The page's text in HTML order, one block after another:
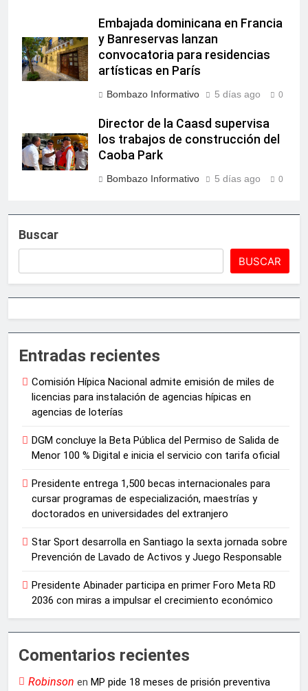
Embajada dominicana en Francia
y Banreservas lanzan
convocatoria para residencias
artísticas en París
Bombazo Informativo 5 días ago 0
Director de la Caasd supervisa
los trabajos de construcción del
Caoba Park
Bombazo Informativo 5 días ago 0
Buscar
BUSCAR
Entradas recientes
Comisión Hípica Nacional admite emisión de miles de
licencias para instalación de agencias hípicas en
agencias de loterías
DGM concluye la Beta Pública del Permiso de Salida de
Menor 100 % Digital e inicia el servicio con tarifa oficial
Presidente entrega 1,500 becas internacionales para
cursar programas de especialización, maestrías y
doctorados en universidades del extranjero
Star Sport desarrolla en Santiago la sexta jornada sobre
Prevención de Lavado de Activos y Juego Responsable
Presidente Abinader participa en primer Foro Meta RD
2036 con miras a impulsar el crecimiento económico
Comentarios recientes
Robinson en MP pide 18 meses de prisión preventiva